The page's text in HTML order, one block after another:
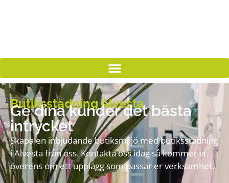
Butiksstädning Alvesta
Ge dina kunder det bästa
intrycket
Skapa en inbjudande butiksmiljö med butiksstädning
i Alvesta från oss. Kontakta oss idag så kommer vi
överens om ett upplägg som passar er verksamhet.